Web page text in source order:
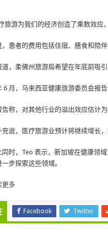
旅游为我们的经济创造了乘数效应
，患者的费用包括住宿、膳食和陪伴
道，柔佛州旅游局希望在年底前吸
6 月，马来西亚健康旅游委员会报
告称，对其他行业的溢出效应估计为
充说，医疗旅游业预计将继续增长
同时，Teo 表示，新加坡在健康领
步探索这些领域。
更多
Facebook Twitter